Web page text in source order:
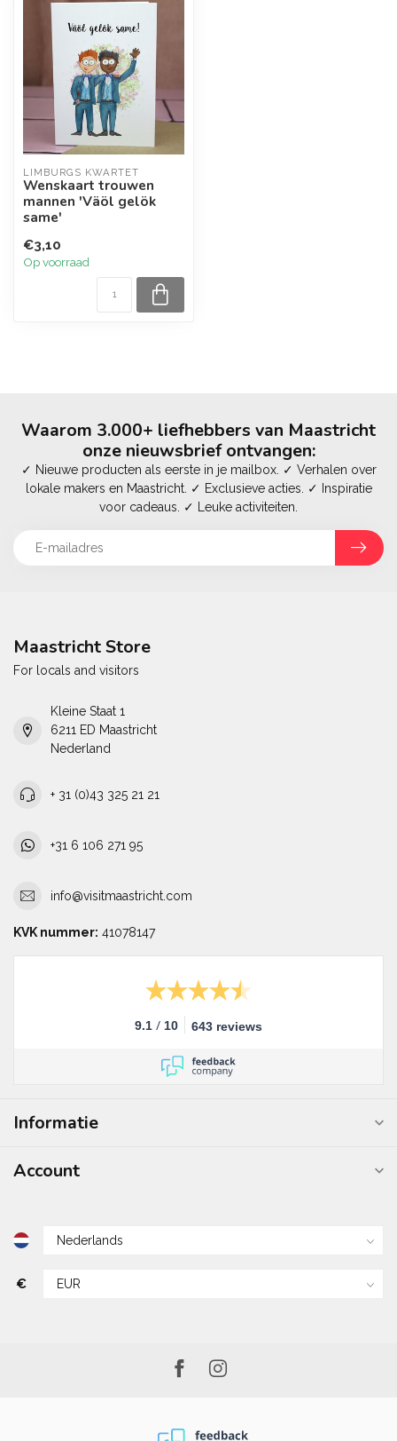
LIMBURGS KWARTET
Wenskaart trouwen
mannen 'Väöl gelök
same'
€3,10
Op voorraad
Waarom 3.000+ liefhebbers van Maastricht
onze nieuwsbrief ontvangen:
✓ Nieuwe producten als eerste in je mailbox. ✓ Verhalen over
lokale makers en Maastricht. ✓ Exclusieve acties. ✓ Inspiratie
voor cadeaus. ✓ Leuke activiteiten.
Maastricht Store
For locals and visitors
Kleine Staat 1
6211 ED Maastricht
Nederland
+ 31 (0)43 325 21 21
+31 6 106 271 95
info@visitmaastricht.com
KVK nummer: 41078147
9.1 / 10 643 reviews
Informatie
Account
€